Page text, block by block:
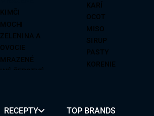
KIMČI
MOCHI
ZELENINA A
OVOCIE
MRAZENÉ
INÉ ČERSTVÉ
KARÍ
OCOT
MISO
SIRUP
PASTY
KORENIE
ZMES KORENIA A
RECEPTY TOP BRANDS